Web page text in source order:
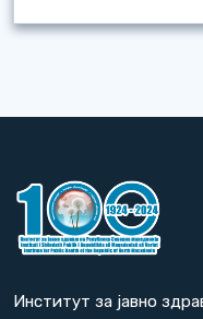
Институт за јавно